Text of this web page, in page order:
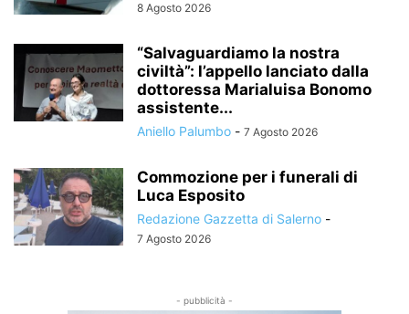
8 Agosto 2026
“Salvaguardiamo la nostra
civiltà”: l’appello lanciato dalla
dottoressa Marialuisa Bonomo
assistente...
Aniello Palumbo - 7 Agosto 2026
Commozione per i funerali di
Luca Esposito
Redazione Gazzetta di Salerno -
7 Agosto 2026
- pubblicità -